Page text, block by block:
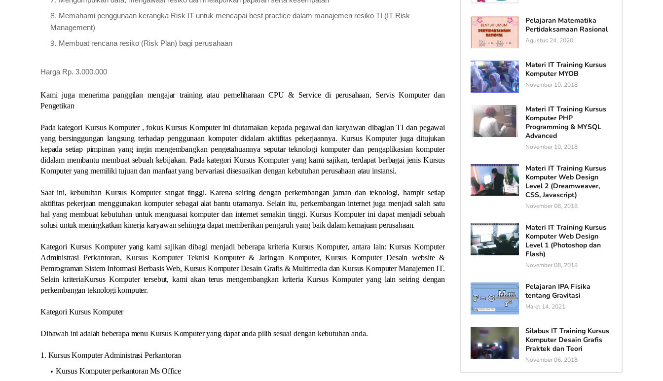
Memahami penggunaan kerangka Risk IT untuk mencapai best practice dalam manajemen resiko TI (IT Risk
Management)
Membuat rencana resiko (Risk Plan) bagi perusahaan
Harga Rp. 3.000.000
Kami juga menerima panggilan mengajar training atau pemeliharaan CPU & Service di perusahaan, Servis Komputer dan
Pengetikan
Pada kategori Kursus Komputer , fokus Kursus Komputer ini diutamakan kepada pegawai dan karyawan dibagian TI dan pegawai
yang bersinggungan langsung terhadap penggunaan komputer didalam aktifitas pekerjaannya. Kursus Komputer juga ditujukan
kepada setiap pimpinan yang ingin mengembangkan pengetahuannya seputar teknologi komputer dan pengaplikasian komputer
didalam membantu membuat sebuah kebijakan. Pada kategori Kursus Komputer yang kami sajikan, terdapat berbagai jenis Kursus
Komputer yang memiliki tujuan dan manfaat yang bervariasi disesuaikan dengan kebutuhan perusahaan atau instansi.
Saat ini, kebutuhan Kursus Komputer sangat tinggi. Karena seiring dengan perkembangan jaman dan teknologi, hampir setiap
aktifitas pekerjaan menggunakan komputer sebagai alat bantu utamanya. Selain itu, perkembangan internet juga menjadi salah satu
hal yang membuat kebutuhan untuk menguasai komputer dan internet semakin tinggi. Kursus Komputer ini dapat menjadi sebuah
solusi untuk meningkatkan kinerja karyawan sehingga dapat memberikan pengaruh yang baik dalam kemajuan perusahaan.
Kategori Kursus Komputer yang kami sajikan dibagi menjadi beberapa kriteria Kursus Komputer, antara lain: Kursus Komputer
Administrasi Perkantoran, Kursus Komputer Teknisi Komputer & Jaringan Komputer, Kursus Komputer Desain website &
Pemrograman Sistem Informasi Berbasis Web, Kursus Komputer Desain Grafis & Multimedia dan Kursus Komputer Manajemen IT.
Selain kriteriaKursus Komputer tersebut, kami akan terus mengembangkan kriteria Kursus Komputer yang lain seiring dengan
perkembangan teknologi komputer.
Kategori Kursus Komputer
Dibawah ini adalah beberapa menu Kursus Komputer yang dapat anda pilih sesuai dengan kebutuhan anda.
1. Kursus Komputer Administrasi Perkantoran
Kursus Komputer perkantoran Ms Office
Pelajaran Matematika
Pertidaksamaan Rasional
Agustus 24, 2020
Materi IT Training Kursus
Komputer MYOB
November 10, 2018
Materi IT Training Kursus
Komputer PHP
Programming & MYSQL
Advanced
November 10, 2018
Materi IT Training Kursus
Komputer Web Design
Level 2 (Dreamweaver,
CSS, Javascript)
November 08, 2018
Materi IT Training Kursus
Komputer Web Design
Level 1 (Photoshop dan
Flash)
November 08, 2018
Pelajaran IPA Fisika
tentang Gravitasi
Maret 14, 2021
Silabus IT Training Kursus
Komputer Desain Grafis
Praktek dan Teori
November 06, 2018